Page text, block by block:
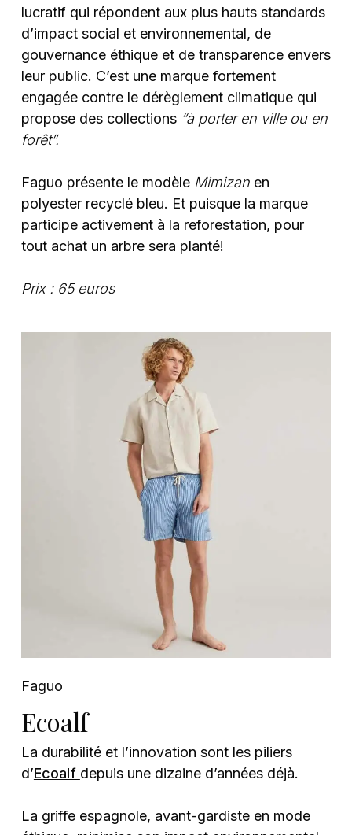
lucratif qui répondent aux plus hauts standards
d’impact social et environnemental, de
gouvernance éthique et de transparence envers
leur public. C’est une marque fortement
engagée contre le dérèglement climatique qui
propose des collections “à porter en ville ou en
forêt”.
Faguo présente le modèle Mimizan en
polyester recyclé bleu. Et puisque la marque
participe activement à la reforestation, pour
tout achat un arbre sera planté!
Prix : 65 euros
Faguo
Ecoalf
La durabilité et l’innovation sont les piliers
d’Ecoalf depuis une dizaine d’années déjà.
La griffe espagnole, avant-gardiste en mode